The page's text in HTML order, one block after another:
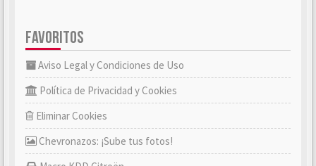
FAVORITOS
Aviso Legal y Condiciones de Uso
Política de Privacidad y Cookies
Eliminar Cookies
Chevronazos: ¡Sube tus fotos!